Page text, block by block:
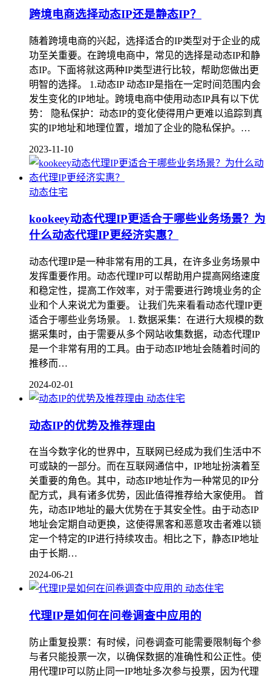
跨境电商选择动态IP还是静态IP？
随着跨境电商的兴起，选择适合的IP类型对于企业的成
功至关重要。在跨境电商中，常见的选择是动态IP和静
态IP。下面将就这两种IP类型进行比较，帮助您做出更
明智的选择。 1.动态IP 动态IP是指在一定时间范围内会
发生变化的IP地址。跨境电商中使用动态IP具有以下优
势： 隐私保护：动态IP的变化使得用户更难以追踪到真
实的IP地址和地理位置，增加了企业的隐私保护。…
2023-11-10
动态住宅
kookeey动态代理IP更适合于哪些业务场景？为
什么动态代理IP更经济实惠？
动态代理IP是一种非常有用的工具，在许多业务场景中
发挥重要作用。动态代理IP可以帮助用户提高网络速度
和稳定性，提高工作效率，对于需要进行跨境业务的企
业和个人来说尤为重要。 让我们先来看看动态代理IP更
适合于哪些业务场景。 1. 数据采集：在进行大规模的数
据采集时，由于需要从多个网站收集数据，动态代理IP
是一个非常有用的工具。由于动态IP地址会随着时间的
推移而…
2024-02-01
动态住宅
动态IP的优势及推荐理由
在当今数字化的世界中，互联网已经成为我们生活中不
可或缺的一部分。而在互联网通信中，IP地址扮演着至
关重要的角色。其中，动态IP地址作为一种常见的IP分
配方式，具有诸多优势，因此值得推荐给大家使用。 首
先，动态IP地址的最大优势在于其安全性。由于动态IP
地址会定期自动更换，这使得黑客和恶意攻击者难以锁
定一个特定的IP进行持续攻击。相比之下，静态IP地址
由于长期…
2024-06-21
动态住宅
代理IP是如何在问卷调查中应用的
防止重复投票：有时候，问卷调查可能需要限制每个参
与者只能投票一次，以确保数据的准确性和公正性。使
用代理IP可以防止同一IP地址多次参与投票，因为代理